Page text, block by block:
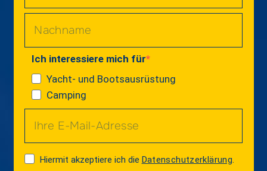
Ich interessiere mich für
Yacht- und Bootsausrüstung
Camping
Hiermit akzeptiere ich die Datenschutzerklärung